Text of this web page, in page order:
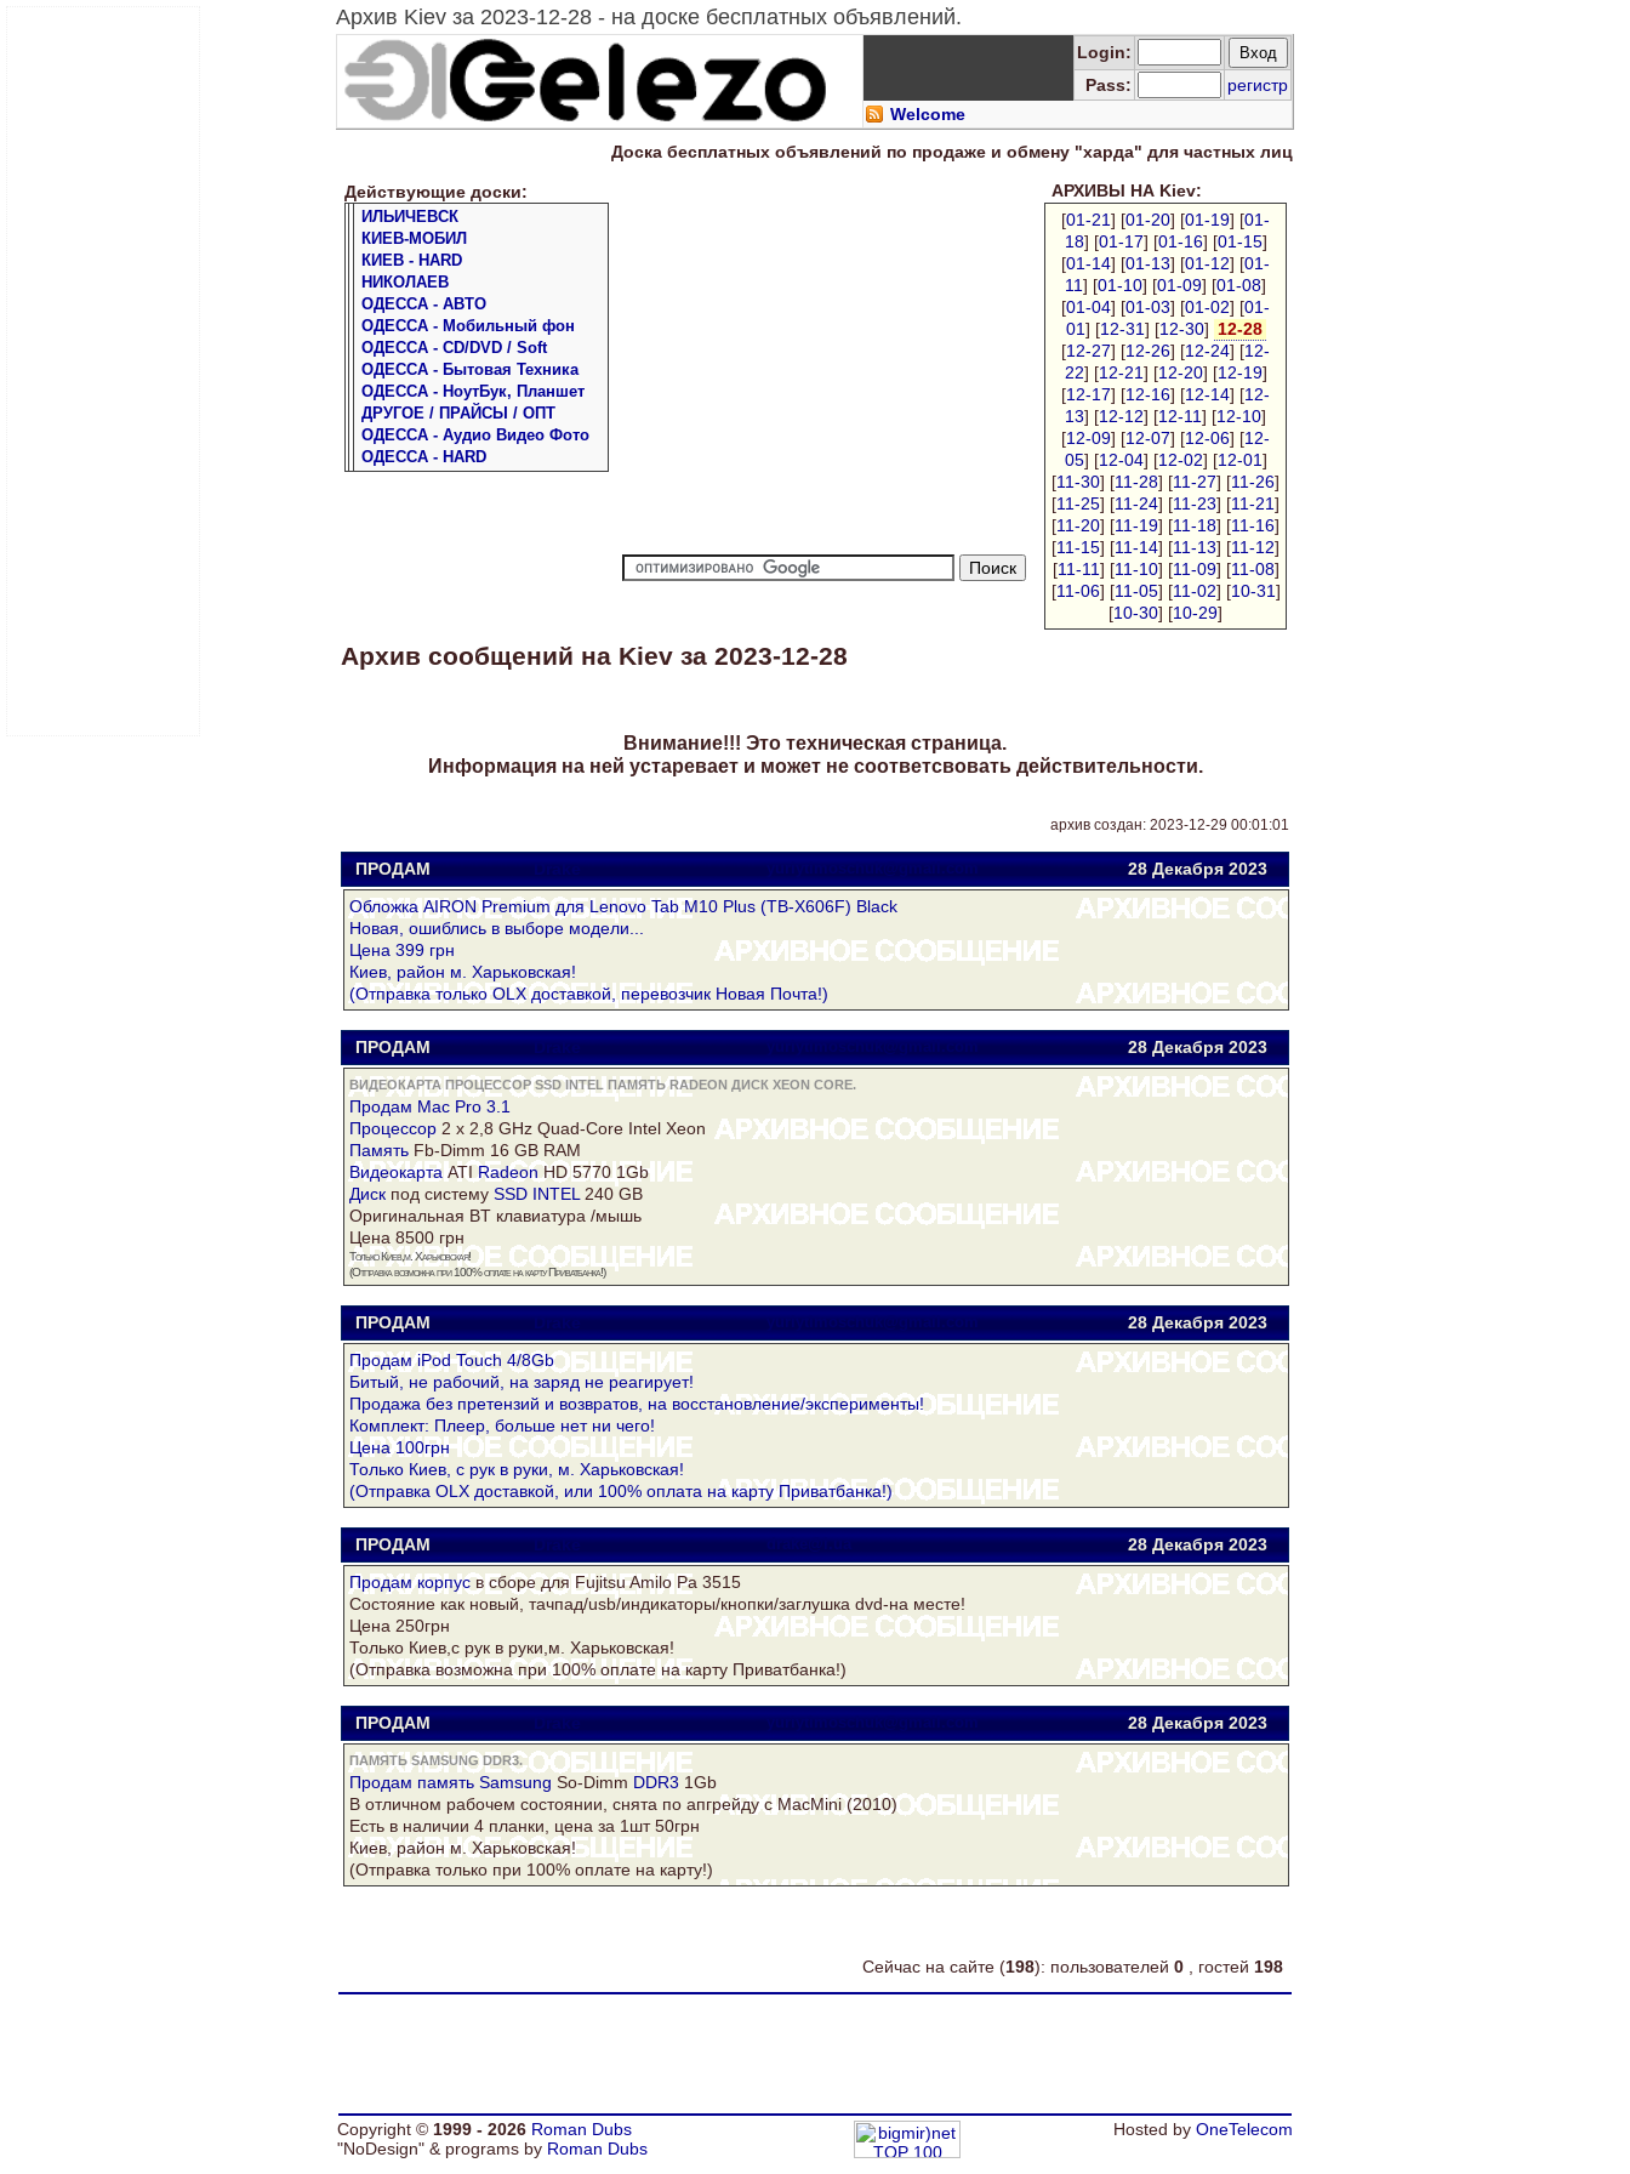
Архив Kiev за 2023-12-28 - на доске бесплатных объявлений.
Login:
Pass:
регистр
Welcome
Доска бесплатных объявлений по продаже и обмену "харда" для частных лиц
Действующие доски:
ИЛЬИЧЕВСК
КИЕВ-МОБИЛ
КИЕВ - HARD
НИКОЛАЕВ
ОДЕССА - АВТО
ОДЕССА - Мобильный фон
ОДЕССА - CD/DVD / Soft
ОДЕССА - Бытовая Техника
ОДЕССА - НоутБук, Планшет
ДРУГОЕ / ПРАЙСЫ / ОПТ
ОДЕССА - Аудио Видео Фото
ОДЕССА - HARD
АРХИВЫ НА Kiev:
[01-21] [01-20] [01-19] [01-
18] [01-17] [01-16] [01-15]
[01-14] [01-13] [01-12] [01-
11] [01-10] [01-09] [01-08]
[01-04] [01-03] [01-02] [01-
01] [12-31] [12-30] 12-28
[12-27] [12-26] [12-24] [12-
22] [12-21] [12-20] [12-19]
[12-17] [12-16] [12-14] [12-
13] [12-12] [12-11] [12-10]
[12-09] [12-07] [12-06] [12-
05] [12-04] [12-02] [12-01]
[11-30] [11-28] [11-27] [11-26]
[11-25] [11-24] [11-23] [11-21]
[11-20] [11-19] [11-18] [11-16]
[11-15] [11-14] [11-13] [11-12]
[11-11] [11-10] [11-09] [11-08]
[11-06] [11-05] [11-02] [10-31]
[10-30] [10-29]
Архив сообщений на Kiev за 2023-12-28
Внимание!!! Это техническая страница.
Информация на ней устаревает и может не соответсвовать действительности.
архив создан: 2023-12-29 00:01:01
ПРОДАМ Drake yuriytimoschuk@gmail.com 28 Декабря2023
Обложка AIRON Premium для Lenovo Tab M10 Plus (TB-X606F) Black
Новая, ошиблись в выборе модели...
Цена 399 грн
Киев, район м. Харьковская!
(Отправка только OLX доставкой, перевозчик Новая Почта!)
ПРОДАМ Drake yuriytimoschuk@gmail.com 28 Декабря2023
ВИДЕОКАРТА ПРОЦЕССОР SSD INTEL ПАМЯТЬ RADEON ДИСК XEON CORE.
Продам Mac Pro 3.1
Процессор 2 x 2,8 GHz Quad-Core Intel Xeon
Память Fb-Dimm 16 GB RAM
Видеокарта ATIRadeon HD 5770 1Gb
Диск под систему SSD INTEL 240 GB
Оригинальная BT клавиатура /мышь
Цена 8500 грн
Только Киев,м. Харьковская!
(Отправка возможна при 100% оплате на карту Приватбанка!)
ПРОДАМ Drake yuriytimoschuk@gmail.com 28 Декабря2023
Продам iPod Touch 4/8Gb
Битый, не рабочий, на заряд не реагирует!
Продажа без претензий и возвратов, на восстановление/эксперименты!
Комплект: Плеер, больше нет ни чего!
Цена 100грн
Только Киев, с рук в руки, м. Харьковская!
(Отправка OLX доставкой, или 100% оплата на карту Приватбанка!)
ПРОДАМ Drake drake@i.ua 28 Декабря2023
Продамкорпусв сборе для Fujitsu Amilo Pa 3515
Состояние как новый, тачпад/usb/индикаторы/кнопки/заглушка dvd-на месте!
Цена 250грн
Только Киев,с рук в руки,м. Харьковская!
(Отправка возможна при 100% оплате на карту Приватбанка!)
ПРОДАМ Drake yuriytimoschuk@gmail.com 28 Декабря2023
ПАМЯТЬ SAMSUNG DDR3.
Продам память Samsung So-Dimm DDR3 1Gb
В отличном рабочем состоянии, снята по апгрейду с MacMini (2010)
Есть в наличии 4 планки, цена за 1шт 50грн
Киев, район м. Харьковская!
(Отправка только при 100% оплате на карту!)
Сейчас на сайте (198): пользователей 0 , гостей 198
Copyright © 1999 - 2026 Roman Dubs
"NoDesign" & programs by Roman Dubs
Hosted by OneTelecom